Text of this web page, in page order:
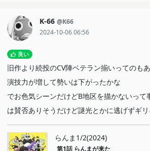
K-66 @K66
2024-10-06 06:56
良い
旧作より続投のCV陣ベテラン揃いってのも
演技力が増して勢いは下がったかな
でお色気シーンだけどB地区を描かないって
は賛否ありそうだけど謎光とかに逃げずギ
らんま1/2(2024)
第1話 らんまが来た